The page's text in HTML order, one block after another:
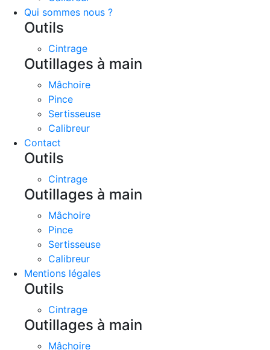
Qui sommes nous ?
Outils
Cintrage
Outillages à main
Mâchoire
Pince
Sertisseuse
Calibreur
Contact
Outils
Cintrage
Outillages à main
Mâchoire
Pince
Sertisseuse
Calibreur
Mentions légales
Outils
Cintrage
Outillages à main
Mâchoire